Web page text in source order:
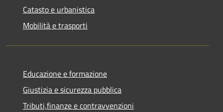
Catasto e urbanistica
Mobilità e trasporti
Educazione e formazione
Giustizia e sicurezza pubblica
Tributi,finanze e contravvenzioni